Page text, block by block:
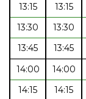
13:15
13:15
13:30
13:30
13:45
13:45
14:00
14:00
14:15
14:15